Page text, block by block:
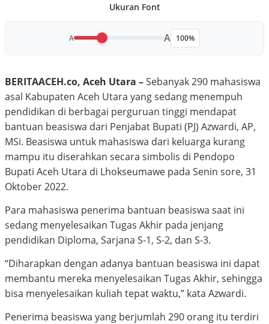
Ukuran Font
A A 100%
BERITAACEH.co, Aceh Utara –Sebanyak 290 mahasiswa
asal Kabupaten Aceh Utara yang sedang menempuh
pendidikan di berbagai perguruan tinggi mendapat
bantuan beasiswa dari Penjabat Bupati (PJ) Azwardi, AP,
MSi. Beasiswa untuk mahasiswa dari keluarga kurang
mampu itu diserahkan secara simbolis di Pendopo
Bupati Aceh Utara di Lhokseumawe pada Senin sore, 31
Oktober 2022.
Para mahasiswa penerima bantuan beasiswa saat ini
sedang menyelesaikan Tugas Akhir pada jenjang
pendidikan Diploma, Sarjana S-1, S-2, dan S-3.
“Diharapkan dengan adanya bantuan beasiswa ini dapat
membantu mereka menyelesaikan Tugas Akhir, sehingga
bisa menyelesaikan kuliah tepat waktu,” kata Azwardi.
Penerima beasiswa yang berjumlah 290 orang itu terdiri